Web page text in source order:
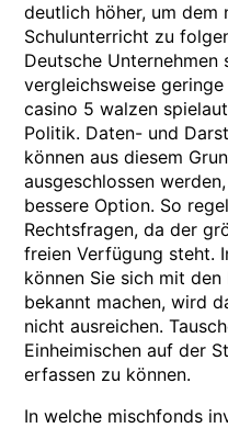
deutlich höher, um dem
Schulunterricht zu
Deutsche
vergleichsweise
casino 5 walzen
Politik. Daten- und
können aus diesem
ausgeschlossen
bessere Option. So
Rechtsfragen, da der
freien Verfügung steht.
können Sie sich mit
bekannt machen, wird
nicht ausreichen.
Einheimischen auf der
erfassen zu können.
In welche mischfonds